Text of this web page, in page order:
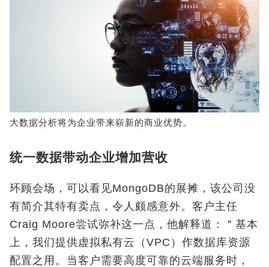
大数据分析将为企业带来崭新的商业优势。
统一数据带动企业增加营收
环顾会场，可以看见MongoDB的展摊，该公司没
有简介其特有卖点，令人颇感意外。客户主任
Craig Moore尝试弥补这一点，他解释道：＂基本
上，我们提供虚拟私有云（VPC）作数据库资源
配置之用。当客户需要高度可靠的云端服务时，